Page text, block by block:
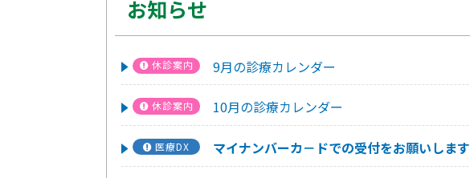
お知らせ
休診案内 9月の診療カレンダー
休診案内 10月の診療カレンダー
医療DX マイナンバーカ－ドでの受付をお願いします